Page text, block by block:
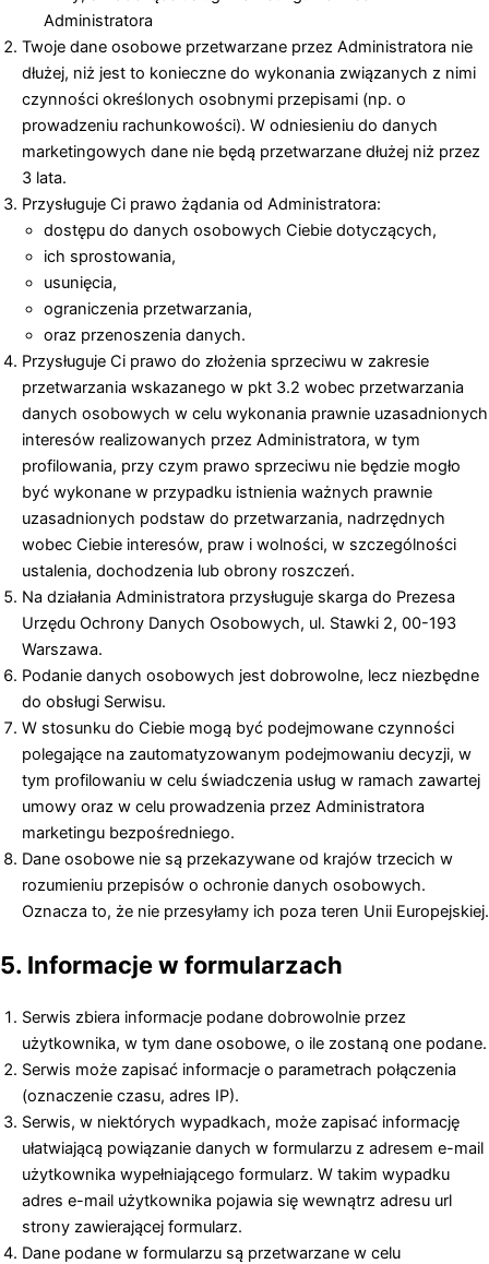
Administratora
Twoje dane osobowe przetwarzane przez Administratora nie
dłużej, niż jest to konieczne do wykonania związanych z nimi
czynności określonych osobnymi przepisami (np. o
prowadzeniu rachunkowości). W odniesieniu do danych
marketingowych dane nie będą przetwarzane dłużej niż przez
3 lata.
Przysługuje Ci prawo żądania od Administratora:
dostępu do danych osobowych Ciebie dotyczących,
ich sprostowania,
usunięcia,
ograniczenia przetwarzania,
oraz przenoszenia danych.
Przysługuje Ci prawo do złożenia sprzeciwu w zakresie
przetwarzania wskazanego w pkt 3.2 wobec przetwarzania
danych osobowych w celu wykonania prawnie uzasadnionych
interesów realizowanych przez Administratora, w tym
profilowania, przy czym prawo sprzeciwu nie będzie mogło
być wykonane w przypadku istnienia ważnych prawnie
uzasadnionych podstaw do przetwarzania, nadrzędnych
wobec Ciebie interesów, praw i wolności, w szczególności
ustalenia, dochodzenia lub obrony roszczeń.
Na działania Administratora przysługuje skarga do Prezesa
Urzędu Ochrony Danych Osobowych, ul. Stawki 2, 00-193
Warszawa.
Podanie danych osobowych jest dobrowolne, lecz niezbędne
do obsługi Serwisu.
W stosunku do Ciebie mogą być podejmowane czynności
polegające na zautomatyzowanym podejmowaniu decyzji, w
tym profilowaniu w celu świadczenia usług w ramach zawartej
umowy oraz w celu prowadzenia przez Administratora
marketingu bezpośredniego.
Dane osobowe nie są przekazywane od krajów trzecich w
rozumieniu przepisów o ochronie danych osobowych.
Oznacza to, że nie przesyłamy ich poza teren Unii Europejskiej.
5. Informacje w formularzach
Serwis zbiera informacje podane dobrowolnie przez
użytkownika, w tym dane osobowe, o ile zostaną one podane.
Serwis może zapisać informacje o parametrach połączenia
(oznaczenie czasu, adres IP).
Serwis, w niektórych wypadkach, może zapisać informację
ułatwiającą powiązanie danych w formularzu z adresem e-mail
użytkownika wypełniającego formularz. W takim wypadku
adres e-mail użytkownika pojawia się wewnątrz adresu url
strony zawierającej formularz.
Dane podane w formularzu są przetwarzane w celu